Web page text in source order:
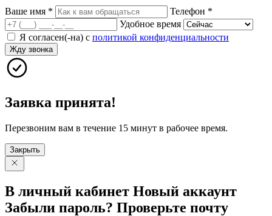
Ваше имя * Телефон *
Удобное время
Я согласен(-на) с политикой конфиденциальности
Жду звонка
Заявка принята!
Перезвоним вам в течение 15 минут в рабочее время.
Закрыть
В личный кабинет Новый аккаунт
Забыли пароль? Проверьте почту